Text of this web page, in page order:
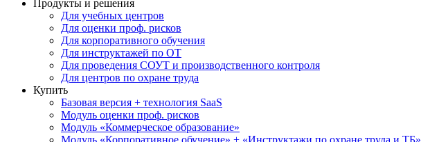
Продукты и решения
Для учебных центров
Для оценки проф. рисков
Для корпоративного обучения
Для инструктажей по ОТ
Для проведения СОУТ и производственного контроля
Для центров по охране труда
Купить
Базовая версия + технология SaaS
Модуль оценки проф. рисков
Модуль «Коммерческое образование»
Модуль «Корпоративное обучение» + «Инструктажи по охране труда и ТБ»